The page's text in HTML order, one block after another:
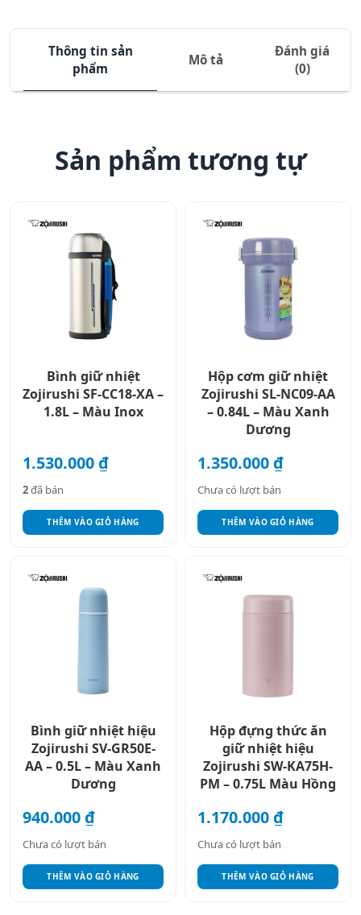
Thông tin sản
phẩm
Mô tả
Đánh giá
(0)
Sản phẩm tương tự
Bình giữ nhiệt
Zojirushi SF-CC18-XA –
1.8L – Màu Inox
1.530.000₫
2đã bán
THÊM VÀO GIỎ HÀNG
Hộp cơm giữ nhiệt
Zojirushi SL-NC09-AA
– 0.84L – Màu Xanh
Dương
1.350.000₫
Chưa có lượt bán
THÊM VÀO GIỎ HÀNG
Bình giữ nhiệt hiệu
Zojirushi SV-GR50E-
AA – 0.5L – Màu Xanh
Dương
940.000₫
Chưa có lượt bán
THÊM VÀO GIỎ HÀNG
Hộp đựng thức ăn
giữ nhiệt hiệu
Zojirushi SW-KA75H-
PM – 0.75L Màu Hồng
1.170.000₫
Chưa có lượt bán
THÊM VÀO GIỎ HÀNG